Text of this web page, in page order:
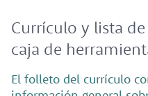
Currículo y lista
caja de
El folleto del currículo